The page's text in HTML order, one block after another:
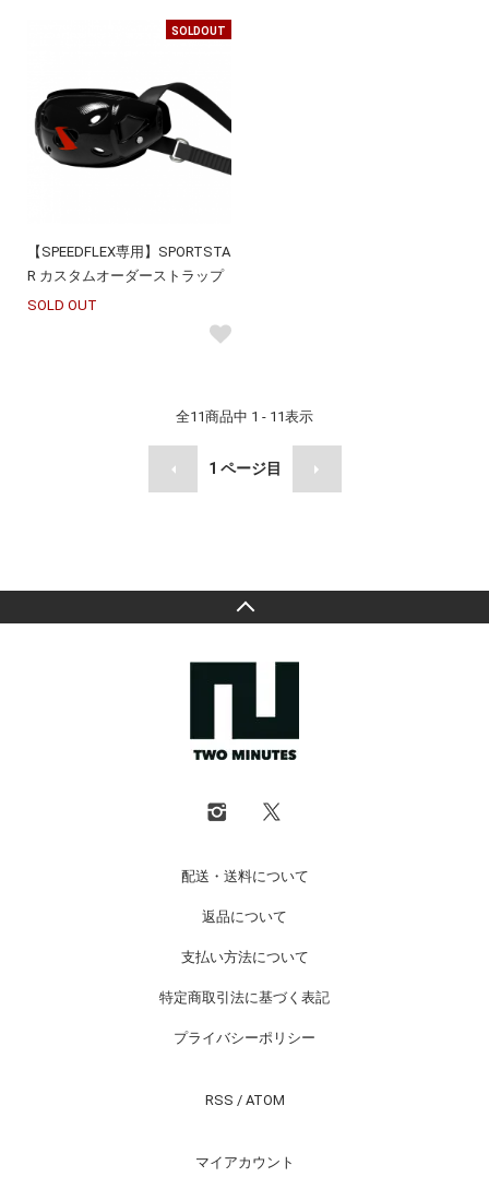
SOLDOUT
【SPEEDFLEX専用】SPORTSTA
R カスタムオーダーストラップ
SOLD OUT
全11商品中 1 - 11表示
1 ページ目
配送・送料について
返品について
支払い方法について
特定商取引法に基づく表記
プライバシーポリシー
RSS / ATOM
マイアカウント